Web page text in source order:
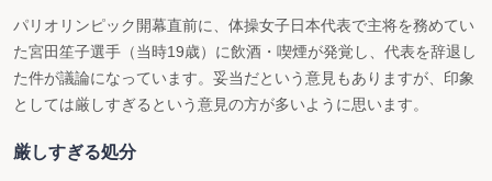
パリオリンピック開幕直前に、体操女子日本代表で主将を務めてい
た宮田笙子選手（当時19歳）に飲酒・喫煙が発覚し、代表を辞退し
た件が議論になっています。妥当だという意見もありますが、印象
としては厳しすぎるという意見の方が多いように思います。
厳しすぎる処分